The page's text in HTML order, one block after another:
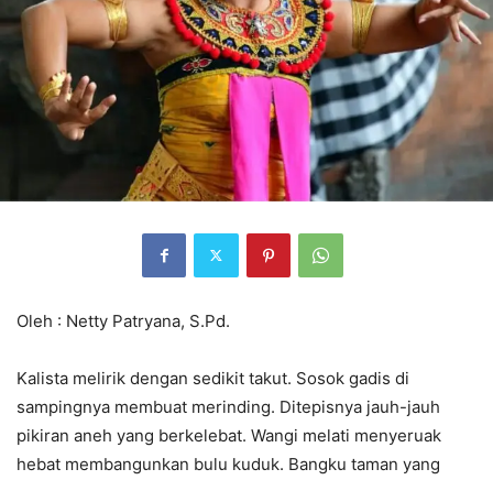
Oleh : Netty Patryana, S.Pd.
Kalista melirik dengan sedikit takut. Sosok gadis di
sampingnya membuat merinding. Ditepisnya jauh-jauh
pikiran aneh yang berkelebat. Wangi melati menyeruak
hebat membangunkan bulu kuduk. Bangku taman yang